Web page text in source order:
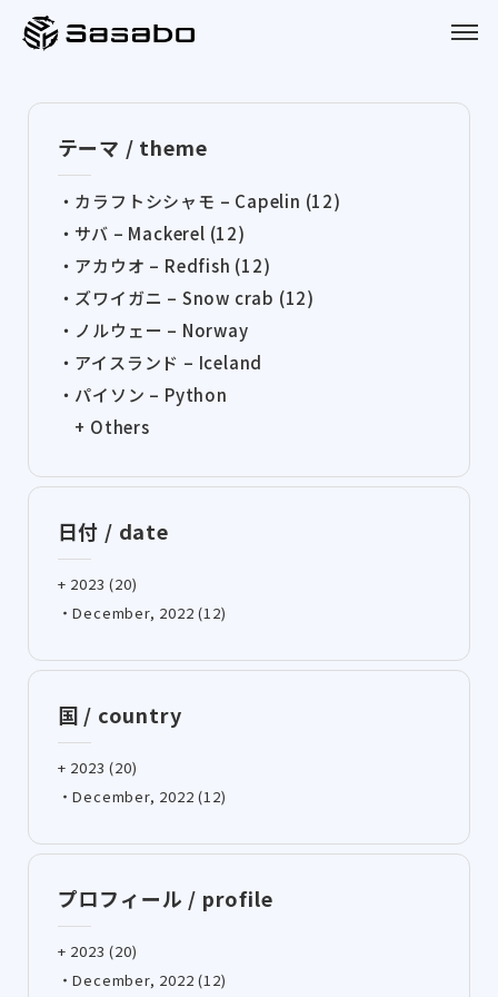
Sasabo
テーマ / theme
・カラフトシシャモ – Capelin (12)
・サバ – Mackerel (12)
・アカウオ – Redfish (12)
・ズワイガニ – Snow crab (12)
・ノルウェー – Norway
・アイスランド – Iceland
・パイソン – Python
+ Others
日付 / date
+ 2023 (20)
・December, 2022 (12)
国 / country
+ 2023 (20)
・December, 2022 (12)
プロフィール / profile
+ 2023 (20)
・December, 2022 (12)